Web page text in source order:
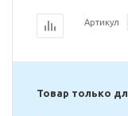
Артикул
Товар только